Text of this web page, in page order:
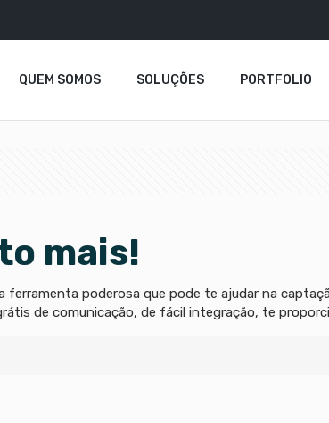
QUEM SOMOS SOLUÇÕES PORTFOLIO
mais!
ferramenta poderosa que pode te ajudar na
de comunicação, de fácil integração, te